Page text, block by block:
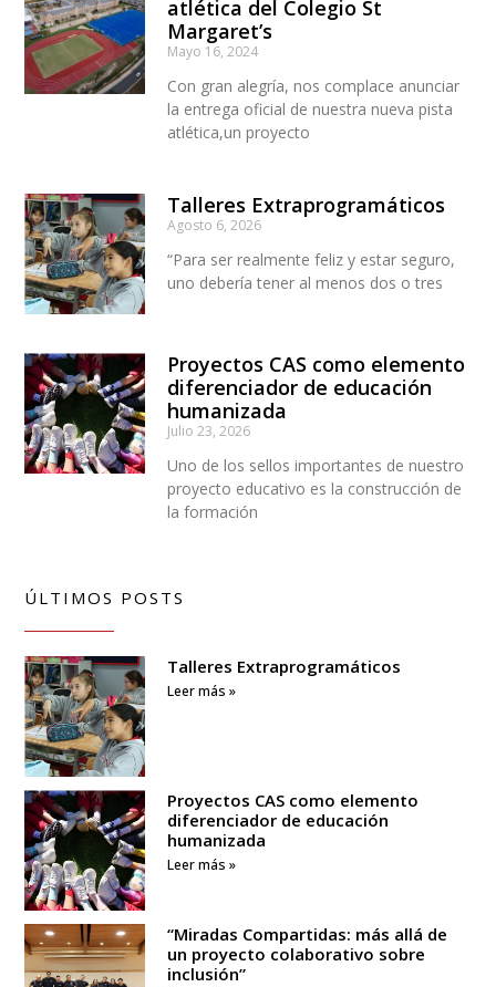
atlética del Colegio St
Margaret’s
Mayo 16, 2024
Con gran alegría, nos complace anunciar
la entrega oficial de nuestra nueva pista
atlética,un proyecto
Talleres Extraprogramáticos
Agosto 6, 2026
“Para ser realmente feliz y estar seguro,
uno debería tener al menos dos o tres
Proyectos CAS como elemento
diferenciador de educación
humanizada
Julio 23, 2026
Uno de los sellos importantes de nuestro
proyecto educativo es la construcción de
la formación
ÚLTIMOS POSTS
Talleres Extraprogramáticos
Leer más »
Proyectos CAS como elemento
diferenciador de educación
humanizada
Leer más »
“Miradas Compartidas: más allá de
un proyecto colaborativo sobre
inclusión”